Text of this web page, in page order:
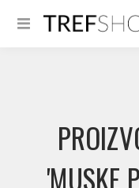
'MUSKE